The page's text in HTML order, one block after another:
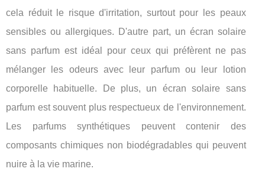
cela réduit le risque d'irritation, surtout pour les peaux
sensibles ou allergiques. D'autre part, un écran solaire
sans parfum est idéal pour ceux qui préfèrent ne pas
mélanger les odeurs avec leur parfum ou leur lotion
corporelle habituelle. De plus, un écran solaire sans
parfum est souvent plus respectueux de l'environnement.
Les parfums synthétiques peuvent contenir des
composants chimiques non biodégradables qui peuvent
nuire à la vie marine.